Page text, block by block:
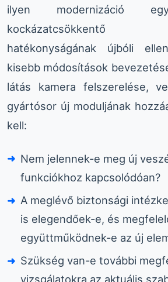
ilyen modernizáció
kockázatcsökkentő
hatékonyságának újbóli
kisebb módosítások
látás kamera felszerelése,
gyártósor új moduljának
kell:
Nem jelennek-e meg új
funkciókhoz kapcsolódóan?
A meglévő biztonsági
is elegendőek-e, és
együttműködnek-e az új
Szükség van-e további
vizsgálatokra az aktuális